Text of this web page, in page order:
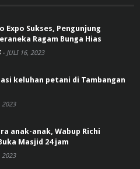
Expo Sukses, Pengunjung
Ragam Bunga Hias
- JULI 16, 2023
keluhan petani di Tambangan
2023
anak-anak, Wabup Richi
Masjid 24 jam
2023